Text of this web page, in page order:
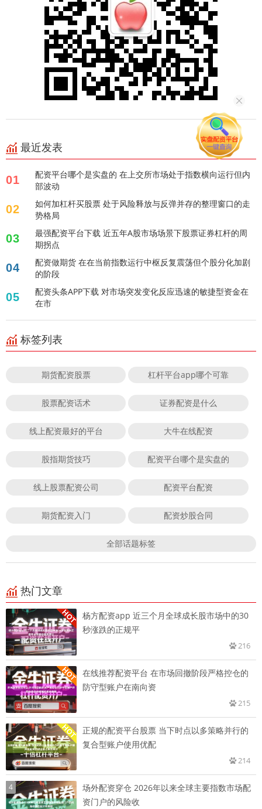
最近发表
01
配资平台哪个是实盘的 在上交所市场处于指数横向运行但内
部波动
02
如何加杠杆买股票 处于风险释放与反弹并存的整理窗口的走
势格局
03
最强配资平台下载 近五年A股市场场景下股票证券杠杆的周
期拐点
04
配资做期货 在在当前指数运行中枢反复震荡但个股分化加剧
的阶段
05
配资头条APP下载 对市场突发变化反应迅速的敏捷型资金在
在市
标签列表
期货配资股票 杠杆平台app哪个可靠
股票配资话术 证券配资是什么
线上配资最好的平台 大牛在线配资
股指期货技巧 配资平台哪个是实盘的
线上股票配资公司 配资平台配资
期货配资入门 配资炒股合同
全部话题标签
热门文章
杨方配资app 近三个月全球成长股市场中的30
秒涨跌的正规平
216
在线推荐配资平台 在市场回撤阶段严格控仓的
防守型账户在南向资
215
正规的配资平台股票 当下时点以多策略并行的
复合型账户使用优配
214
4
场外配资穿仓 2026年以来全球主要指数市场配
资门户的风险收